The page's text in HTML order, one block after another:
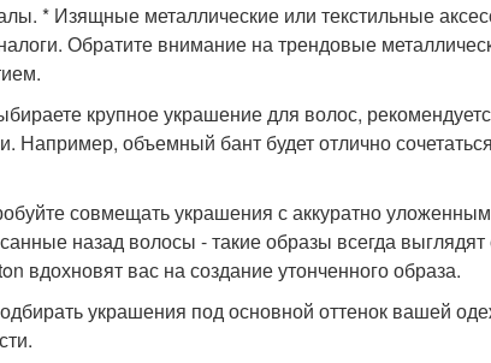
* Изящные металлические или текстильные
Обратите внимание на трендовые
крупное украшение для волос,
объемный бант будет отлично
совмещать украшения с аккуратно
назад волосы - такие образы всегда
вдохновят вас на создание утонченного образа.
украшения под основной оттенок вашей